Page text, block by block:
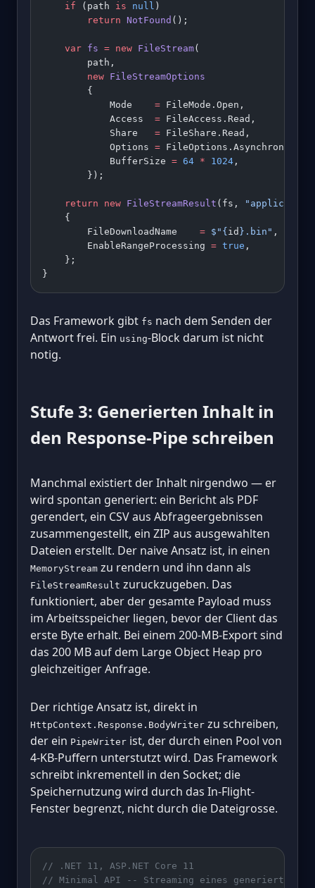
    if
(path is null )
        return
NotFound ();
    var
fs = new FileStream(
        path,
        new
FileStreamOptions
        {
            Mode
= FileMode.Open,
            Access
= FileAccess.Read,
            Share
= FileShare.Read,
            Options
= FileOptions.Asynchronous
            BufferSize
= 64 * 1024 ,
        });
    return
new FileStreamResult (fs,
    {
        FileDownloadName
= $" { id } .bin" ,
        EnableRangeProcessing
= true ,
    };
}
Das Framework gibt fs nach dem Senden der
Antwort frei. Ein using-Block darum ist nicht
notig.
Stufe 3: Generierten Inhalt in
den Response-Pipe schreiben
Manchmal existiert der Inhalt nirgendwo — er
wird spontan generiert: ein Bericht als PDF
gerendert, ein CSV aus Abfrageergebnissen
zusammengestellt, ein ZIP aus ausgewahlten
Dateien erstellt. Der naive Ansatz ist, in einen
MemoryStream zu rendern und ihn dann als
FileStreamResult zuruckzugeben. Das
funktioniert, aber der gesamte Payload muss
im Arbeitsspeicher liegen, bevor der Client das
erste Byte erhalt. Bei einem 200-MB-Export sind
das 200 MB auf dem Large Object Heap pro
gleichzeitiger Anfrage.
Der richtige Ansatz ist, direkt in
HttpContext.Response.BodyWriter zu schreiben,
der ein PipeWriter ist, der durch einen Pool von
4-KB-Puffern unterstutzt wird. Das Framework
schreibt inkrementell in den Socket; die
Speichernutzung wird durch das In-Flight-
Fenster begrenzt, nicht durch die Dateigrosse.
// .NET 11, ASP.NET Core 11
// Minimal API -- Streaming eines generierten